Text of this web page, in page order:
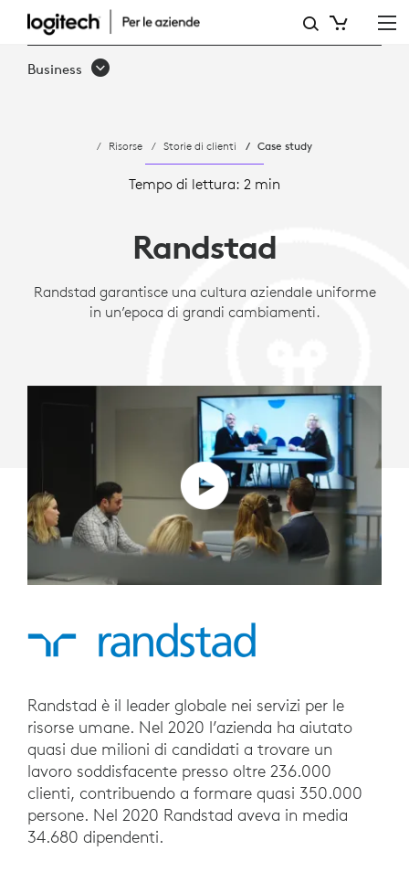
CASE
STUDY:
STANDARDIZZATO
RIUNIONI
VIRTUALI
Business
Risorse Storie di clienti Case study
Tempo di lettura: 2 min
Randstad
Randstad garantisce una cultura aziendale uniforme
in un’epoca di grandi cambiamenti.
Randstad è il leader globale nei servizi per le
risorse umane. Nel 2020 l’azienda ha aiutato
quasi due milioni di candidati a trovare un
lavoro soddisfacente presso oltre 236.000
clienti, contribuendo a formare quasi 350.000
persone. Nel 2020 Randstad aveva in media
34.680 dipendenti.